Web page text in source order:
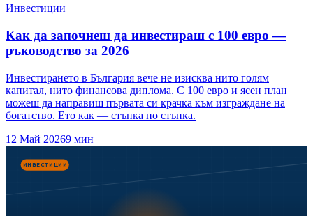
Инвестиции
Как да започнеш да инвестираш с 100 евро —
ръководство за 2026
Инвестирането в България вече не изисква нито голям
капитал, нито финансова диплома. С 100 евро и ясен план
можеш да направиш първата си крачка към изграждане на
богатство. Ето как — стъпка по стъпка.
12 Май 20269 мин
ИНВЕСТИЦИИ